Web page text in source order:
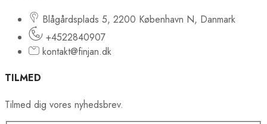
Blågårdsplads 5, 2200 København N, Danmark
+4522840907
kontakt@finjan.dk
TILMED
Tilmed dig vores nyhedsbrev.